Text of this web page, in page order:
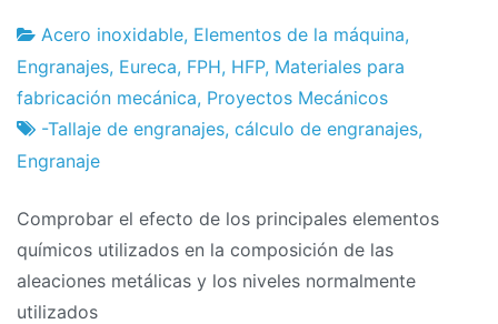
Fábrica
de
proyectos
17
de
febrero
de
Acero inoxidable, Elementos de la máquina,
Engranajes, Eureca, FPH, HFP, Materiales para
fabricación mecánica, Proyectos Mecánicos
-Tallaje de engranajes, cálculo de engranajes,
Engranaje
Comprobar el efecto de los principales elementos
químicos utilizados en la composición de las
aleaciones metálicas y los niveles normalmente
utilizados